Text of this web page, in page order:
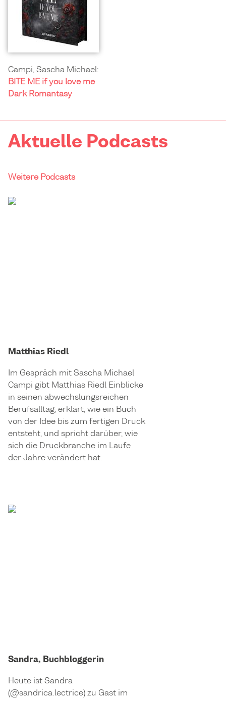
Campi, Sascha Michael:
BITE ME if you love me
Dark Romantasy
Aktuelle Podcasts
Weitere Podcasts
Matthias Riedl
Im Gespräch mit Sascha Michael
Campi gibt Matthias Riedl Einblicke
in seinen abwechslungsreichen
Berufsalltag, erklärt, wie ein Buch
von der Idee bis zum fertigen Druck
entsteht, und spricht darüber, wie
sich die Druckbranche im Laufe
der Jahre verändert hat.
Sandra, Buchbloggerin
Heute ist Sandra
(@sandrica.lectrice) zu Gast im